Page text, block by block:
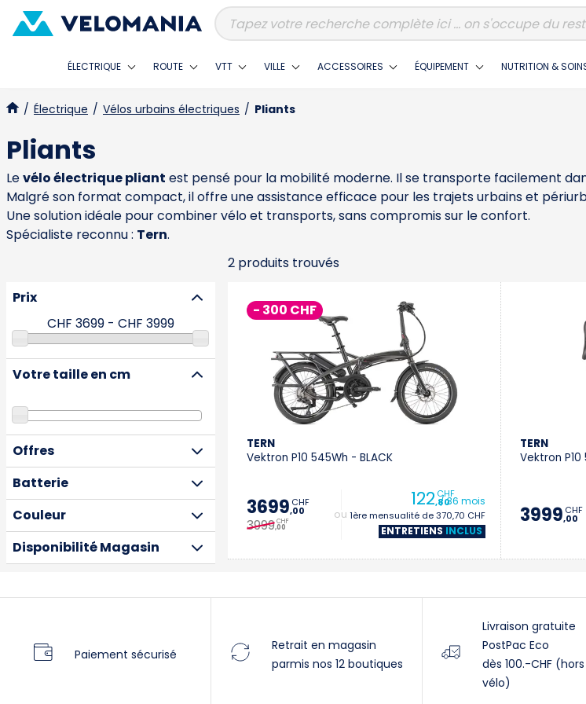
ÉLECTRIQUE ROUTE VTT VILLE ACCESSOIRES ÉQUIPEMENT NUTRITION &
/ Électrique / Vélos urbains électriques / Pliants
Pliants
Levélo électrique pliant est pensé pour la mobilité moderne. Il se transporte facilement
Malgré son format compact, il offre une assistance efficace pour les trajets urbains et
Une solution idéale pour combiner vélo et transports, sans compromis sur le confort.
Spécialiste reconnu : Tern.
Prix
Votre taille en cm
Offres
Batterie
Couleur
Disponibilité Magasin
2 produits trouvés
- 300 CHF
TERN
Vektron P10 545Wh - BLACK
3699,00
CHF
3999,00
CHF
122,80
CHF
/ 36 mois
+ 1ère mensualité de 370,70 CHF
ENTRETIENS INCLUS
TERN
Vektron P10
3999,00
CHF
Paiement sécurisé
Retrait en magasin
parmis nos 12 boutiques
Livraison gratuite
PostPac Eco
dès 100.-CHF (hors
vélo)